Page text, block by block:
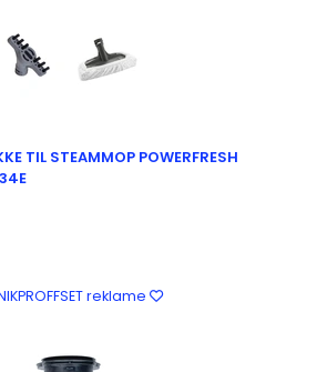
TIL STEAMMOP POWERFRESH
reklame